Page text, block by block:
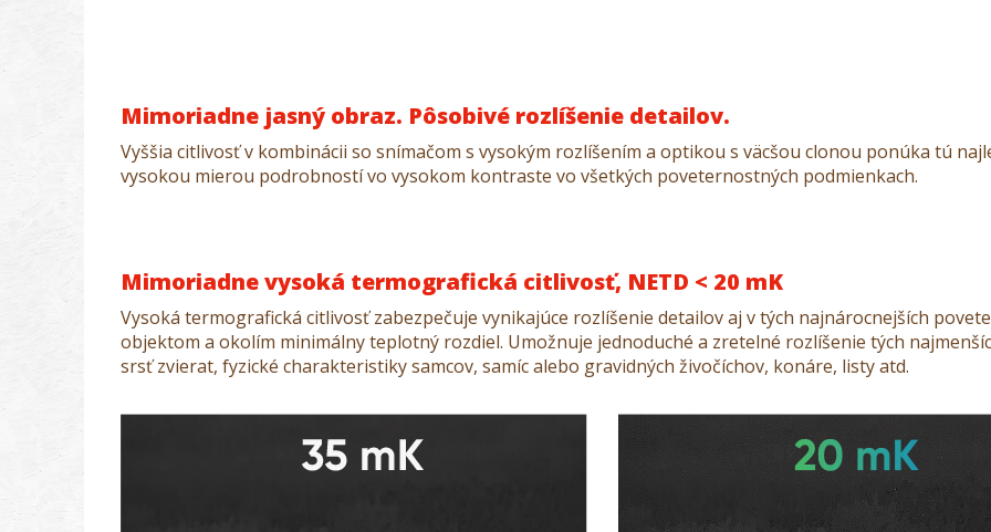
Mimoriadne jasný obraz. Pôsobivé rozlíšenie detailov.
Vyššia citlivosť v kombinácii so snímačom s vysokým rozlíšením a optikou s väcšou clonou ponúka tú
vysokou mierou podrobností vo vysokom kontraste vo všetkých poveternostných podmienkach.
Mimoriadne vysoká termografická citlivosť, NETD < 20 mK
Vysoká termografická citlivosť zabezpečuje vynikajúce rozlíšenie detailov aj v tých najnárocnejších
objektom a okolím minimálny teplotný rozdiel. Umožnuje jednoduché a zretelné rozlíšenie tých
srsť zvierat, fyzické charakteristiky samcov, samíc alebo gravidných živočíchov, konáre, listy atd.